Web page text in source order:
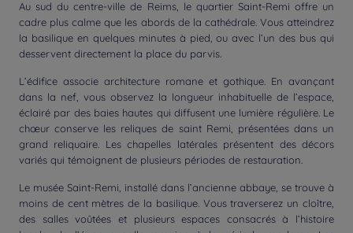
Au sud du centre-ville de Reims, le quartier Saint-Remi offre un
cadre plus calme que les abords de la cathédrale. Vous atteindrez
la basilique en quelques minutes à pied, ou avec l’un des bus qui
desservent directement la place du parvis.
L’édifice associe architecture romane et gothique. En avançant
dans la nef, vous observez la longueur inhabituelle de l’espace,
éclairé par des baies hautes qui diffusent une lumière régulière. Le
chœur conserve les reliques de saint Remi, présentées dans un
grand reliquaire. Les chapelles latérales présentent des décors
variés qui témoignent de plusieurs périodes de restauration.
Le musée Saint-Remi, installé dans l’ancienne abbaye, se trouve à
moins de cent mètres de la basilique. Vous traverserez un cloître,
des salles voûtées et plusieurs espaces consacrés à l’histoire